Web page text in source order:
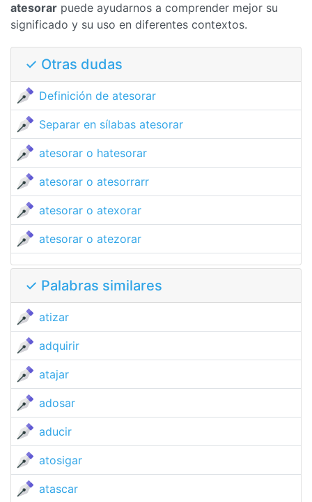
atesorar puede ayudarnos a comprender mejor su
significado y su uso en diferentes contextos.
✓ Otras dudas
Definición de atesorar
Separar en sílabas atesorar
atesorar o hatesorar
atesorar o atesorrarr
atesorar o atexorar
atesorar o atezorar
✓ Palabras similares
atizar
adquirir
atajar
adosar
aducir
atosigar
atascar